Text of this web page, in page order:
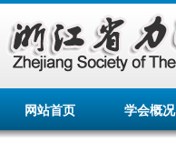
网站首页 学会概况